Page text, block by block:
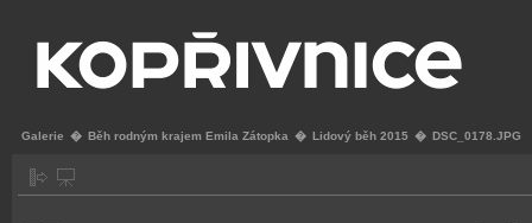
Galerie � Běh rodným krajem Emila Zátopka � Lidový běh 2015 � DSC_0178.JPG